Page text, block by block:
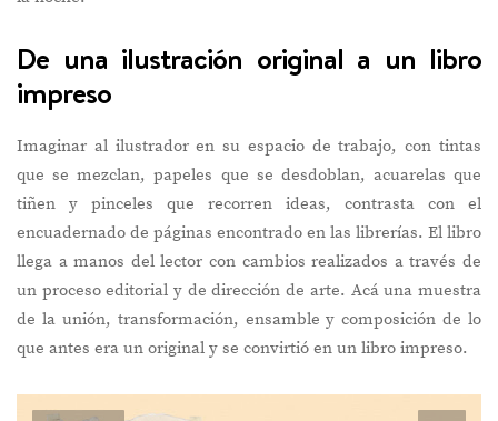
De una ilustración original a un libro
impreso
Imaginar al ilustrador en su espacio de trabajo, con tintas
que se mezclan, papeles que se desdoblan, acuarelas que
tiñen y pinceles que recorren ideas, contrasta con el
encuadernado de páginas encontrado en las librerías. El libro
llega a manos del lector con cambios realizados a través de
un proceso editorial y de dirección de arte. Acá una muestra
de la unión, transformación, ensamble y composición de lo
que antes era un original y se convirtió en un libro impreso.